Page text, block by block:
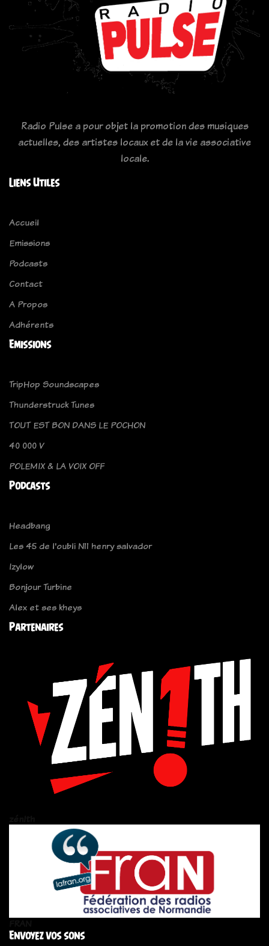
Radio Pulse a pour objet la promotion des musiques
actuelles, des artistes locaux et de la vie associative
locale.
Liens Utiles
Accueil
Emissions
Podcasts
Contact
A Propos
Adhérents
Emissions
TripHop Soundscapes
Thunderstruck Tunes
TOUT EST BON DANS LE POCHON
40 000 V
POLEMIX & LA VOIX OFF
Podcasts
Headbang
Les 45 de l'oubli N11 henry salvador
Izylow
Bonjour Turbine
Alex et ses kheys
Partenaires
Envoyez vos sons